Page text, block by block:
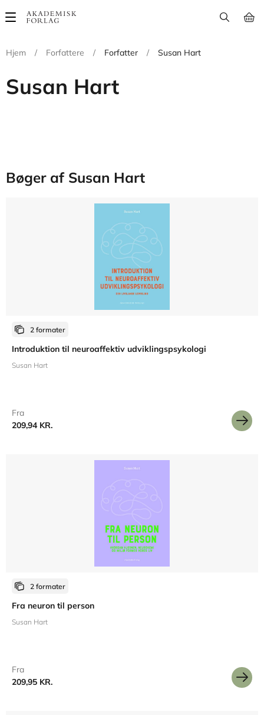
Main
Hjem
/ Forfattere / Forfatter / Susan Hart
Susan Hart
Bøger af Susan Hart
2 formater
Introduktion til neuroaffektiv udviklingspsykologi
Susan Hart
Fra
209,94 KR.
2 formater
Fra neuron til person
Susan Hart
Fra
209,95 KR.